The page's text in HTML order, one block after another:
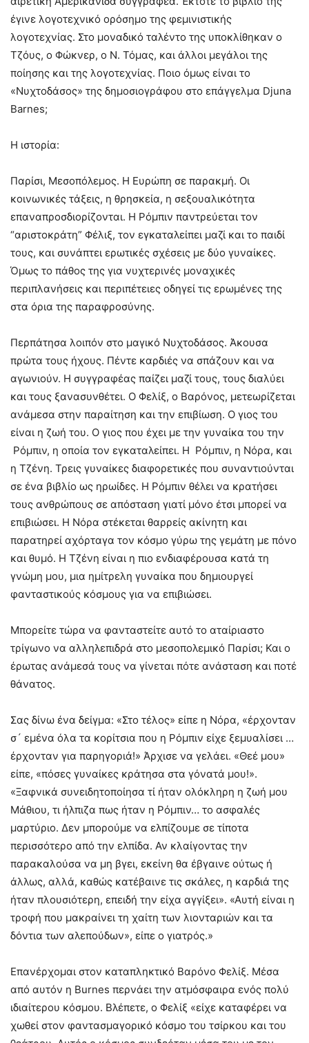
έγινε λογοτεχνικό ορόσημο της φεμινιστικής
λογοτεχνίας. Στο μοναδικό ταλέντο της υποκλίθηκαν ο
Τζόυς, ο Φώκνερ, ο Ν. Τόμας, και άλλοι μεγάλοι της
ποίησης και της λογοτεχνίας. Ποιο όμως είναι το
«Νυχτοδάσος» της δημοσιογράφου στο επάγγελμα Djuna
Barnes;
Η ιστορία:
Παρίσι, Μεσοπόλεμος. Η Ευρώπη σε παρακμή. Οι
κοινωνικές τάξεις, η θρησκεία, η σεξουαλικότητα
επαναπροσδιορίζονται. Η Ρόμπιν παντρεύεται τον
“αριστοκράτη” Φέλιξ, τον εγκαταλείπει μαζί και το παιδί
τους, και συνάπτει ερωτικές σχέσεις με δύο γυναίκες.
Όμως το πάθος της για νυχτερινές μοναχικές
περιπλανήσεις και περιπέτειες οδηγεί τις ερωμένες της
στα όρια της παραφροσύνης.
Περπάτησα λοιπόν στο μαγικό Νυχτοδάσος. Άκουσα
πρώτα τους ήχους. Πέντε καρδιές να σπάζουν και να
αγωνιούν. Η συγγραφέας παίζει μαζί τους, τους διαλύει
και τους ξανασυνθέτει. Ο Φελίξ, ο Βαρόνος, μετεωρίζεται
ανάμεσα στην παραίτηση και την επιβίωση. Ο γιος του
είναι η ζωή του. Ο γιος που έχει με την γυναίκα του την
Ρόμπιν, η οποία τον εγκαταλείπει. Η Ρόμπιν, η Νόρα, και
η Τζένη. Τρεις γυναίκες διαφορετικές που συναντιούνται
σε ένα βιβλίο ως ηρωίδες. Η Ρόμπιν θέλει να κρατήσει
τους ανθρώπους σε απόσταση γιατί μόνο έτσι μπορεί να
επιβιώσει. Η Νόρα στέκεται θαρρείς ακίνητη και
παρατηρεί αχόρταγα τον κόσμο γύρω της γεμάτη με πόνο
και θυμό. Η Τζένη είναι η πιο ενδιαφέρουσα κατά τη
γνώμη μου, μια ημίτρελη γυναίκα που δημιουργεί
φανταστικούς κόσμους για να επιβιώσει.
Μπορείτε τώρα να φανταστείτε αυτό το αταίριαστο
τρίγωνο να αλληλεπιδρά στο μεσοπολεμικό Παρίσι; Και ο
έρωτας ανάμεσά τους να γίνεται πότε ανάσταση και ποτέ
θάνατος.
Σας δίνω ένα δείγμα: «Στο τέλος» είπε η Νόρα, «έρχονταν
σ´ εμένα όλα τα κορίτσια που η Ρόμπιν είχε ξεμυαλίσει …
έρχονταν για παρηγοριά!» Άρχισε να γελάει. «Θεέ μου»
είπε, «πόσες γυναίκες κράτησα στα γόνατά μου!».
«Ξαφνικά συνειδητοποίησα τί ήταν ολόκληρη η ζωή μου
Μάθιου, τι ήλπιζα πως ήταν η Ρόμπιν… το ασφαλές
μαρτύριο. Δεν μπορούμε να ελπίζουμε σε τίποτα
περισσότερο από την ελπίδα. Αν κλαίγοντας την
παρακαλούσα να μη βγει, εκείνη θα έβγαινε ούτως ή
άλλως, αλλά, καθώς κατέβαινε τις σκάλες, η καρδιά της
ήταν πλουσιότερη, επειδή την είχα αγγίξει». «Αυτή είναι η
τροφή που μακραίνει τη χαίτη των λιονταριών και τα
δόντια των αλεπούδων», είπε ο γιατρός.»
Επανέρχομαι στον καταπληκτικό Βαρόνο Φελίξ. Μέσα
από αυτόν η Burnes περνάει την ατμόσφαιρα ενός πολύ
ιδιαίτερου κόσμου. Βλέπετε, ο Φελίξ «είχε καταφέρει να
χωθεί στον φαντασμαγορικό κόσμο του τσίρκου και του